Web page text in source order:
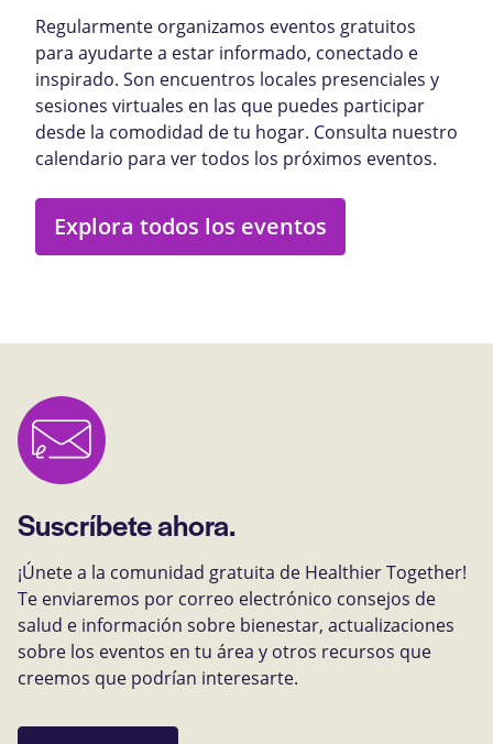
Regularmente organizamos eventos gratuitos
para ayudarte a estar informado, conectado e
inspirado. Son encuentros locales presenciales y
sesiones virtuales en las que puedes participar
desde la comodidad de tu hogar. Consulta nuestro
calendario para ver todos los próximos eventos.
Explora todos los eventos
Suscríbete ahora.
¡Únete a la comunidad gratuita de Healthier Together!
Te enviaremos por correo electrónico consejos de
salud e información sobre bienestar, actualizaciones
sobre los eventos en tu área y otros recursos que
creemos que podrían interesarte.